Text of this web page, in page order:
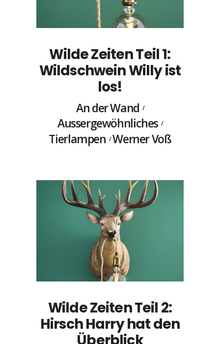
Wilde Zeiten Teil 1:
Wildschwein Willy ist
los!
An der Wand
Aussergewöhnliches
Tierlampen Werner Voß
Wilde Zeiten Teil 2:
Hirsch Harry hat den